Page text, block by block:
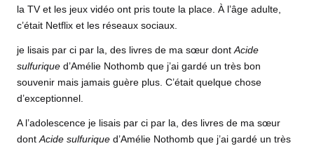
la TV et les jeux vidéo ont pris toute la place. À l’âge adulte,
c’était Netflix et les réseaux sociaux.
je lisais par ci par la, des livres de ma sœur dontAcide
sulfurique d’Amélie Nothomb que j’ai gardé un très bon
souvenir mais jamais guère plus. C’était quelque chose
d’exceptionnel.
A l’adolescence je lisais par ci par la, des livres de ma sœur
dontAcide sulfurique d’Amélie Nothomb que j’ai gardé un très